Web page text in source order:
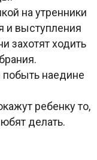
на утренники
и выступления
захотят ходить
наедине
ребенку то,
делать.